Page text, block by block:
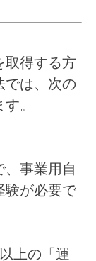
取得する方
では、次の
。
事業用自
験が必要で
上の「運